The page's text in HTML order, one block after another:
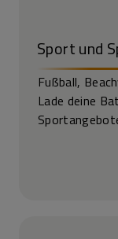
Sport und
Fußball,
Lade deine